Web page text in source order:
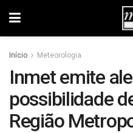
Início Meteorologia
Inmet emite
possibilidade
Região